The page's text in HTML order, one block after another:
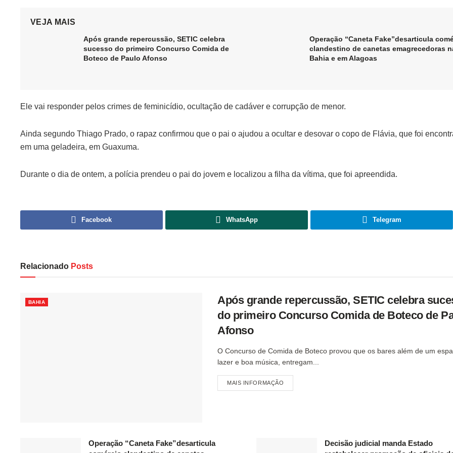
VEJA MAIS
Após grande repercussão, SETIC celebra
sucesso do primeiro Concurso Comida de
Boteco de Paulo Afonso
Operação “Caneta Fake”desarticula
clandestino de canetas emagrecedoras
Bahia e em Alagoas
Ele vai responder pelos crimes de feminicídio, ocultação de cadáver e corrupção de menor.
Ainda segundo Thiago Prado, o rapaz confirmou que o pai o ajudou a ocultar e desovar o copo de Flávia, que foi
em uma geladeira, em Guaxuma.
Durante o dia de ontem, a polícia prendeu o pai do jovem e localizou a filha da vítima, que foi apreendida.
Facebook WhatsApp Telegram
Relacionado Posts
BAHIA
Após grande repercussão, SETIC celebra
do primeiro Concurso Comida de Boteco de
Afonso
O Concurso de Comida de Boteco provou que os bares além de um
lazer e boa música, entregam...
MAIS INFORMAÇÃO
Operação “Caneta Fake”desarticula
Decisão judicial manda Estado